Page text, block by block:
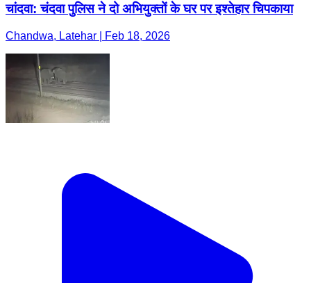
चांदवा: चंदवा पुलिस ने दो अभियुक्तों के घर पर इश्तेहार चिपकाया
Chandwa, Latehar | Feb 18, 2026